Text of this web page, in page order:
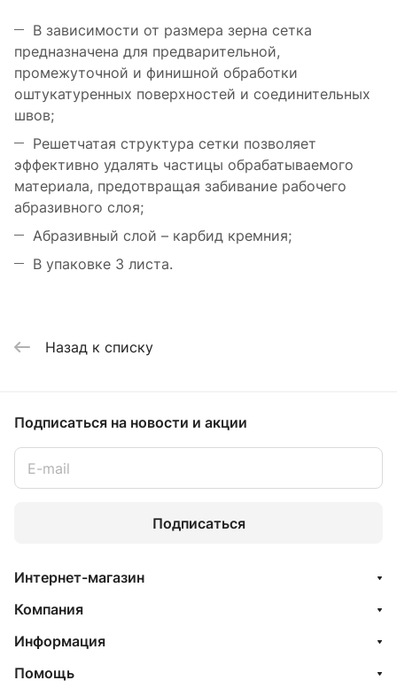
В зависимости от размера зерна сетка
предназначена для предварительной,
промежуточной и финишной обработки
оштукатуренных поверхностей и соединительных
швов;
Решетчатая структура сетки позволяет
эффективно удалять частицы обрабатываемого
материала, предотвращая забивание рабочего
абразивного слоя;
Абразивный слой – карбид кремния;
В упаковке 3 листа.
Назад к списку
Подписаться на новости и акции
Подписаться
Интернет-магазин
Компания
Информация
Помощь